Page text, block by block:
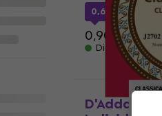
0,64 €con
0,90 €
Disponibile
D'Addario